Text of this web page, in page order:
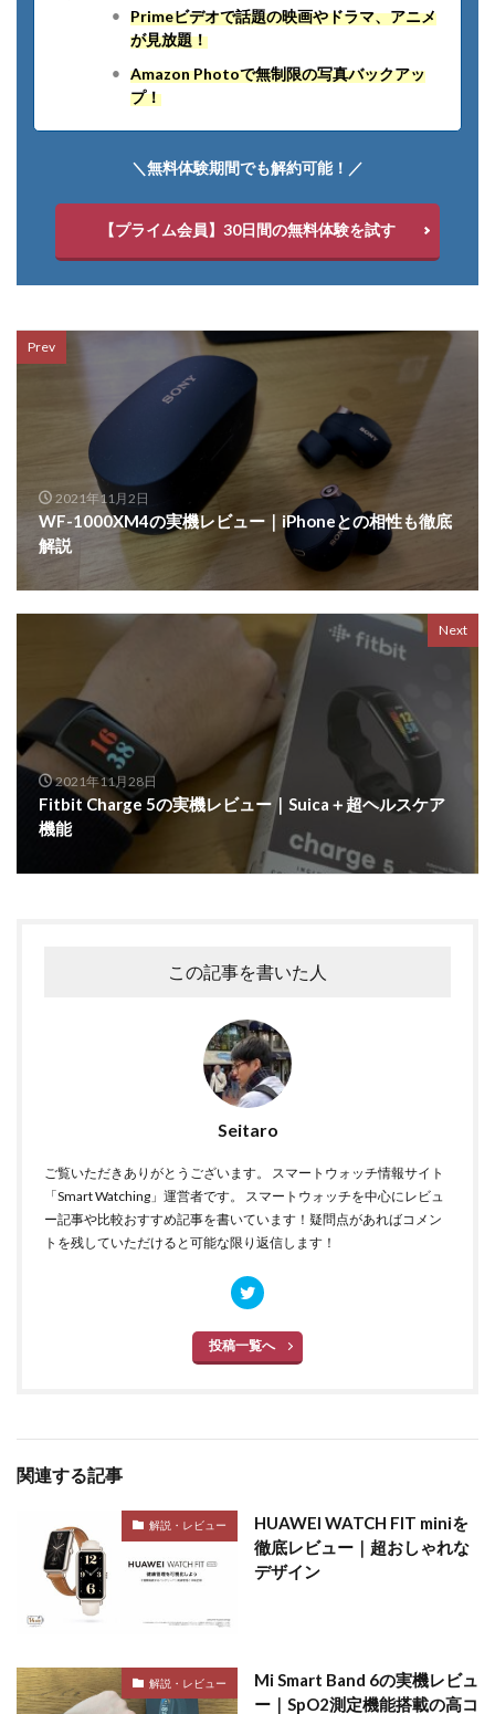
Primeビデオで話題の映画やドラマ、アニメ
が見放題！
Amazon Photoで無制限の写真バックアッ
プ！
＼無料体験期間でも解約可能！／
【プライム会員】30日間の無料体験を試す
Prev
2021年11月2日
WF-1000XM4の実機レビュー｜iPhoneとの相性も徹底
解説
Next
2021年11月28日
Fitbit Charge 5の実機レビュー｜Suica＋超ヘルスケア
機能
この記事を書いた人
Seitaro
ご覧いただきありがとうございます。 スマートウォッチ情報サイト
「Smart Watching」運営者です。 スマートウォッチを中心にレビュ
ー記事や比較おすすめ記事を書いています！疑問点があればコメン
トを残していただけると可能な限り返信します！
投稿一覧へ
関連する記事
解説・レビュー
HUAWEI WATCH FIT miniを
徹底レビュー｜超おしゃれな
デザイン
解説・レビュー
Mi Smart Band 6の実機レビュ
ー｜SpO2測定機能搭載の高コ